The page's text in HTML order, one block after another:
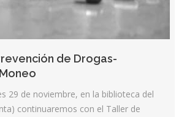
de Drogas-
29 de noviembre, en la biblioteca del
continuaremos con el Taller de